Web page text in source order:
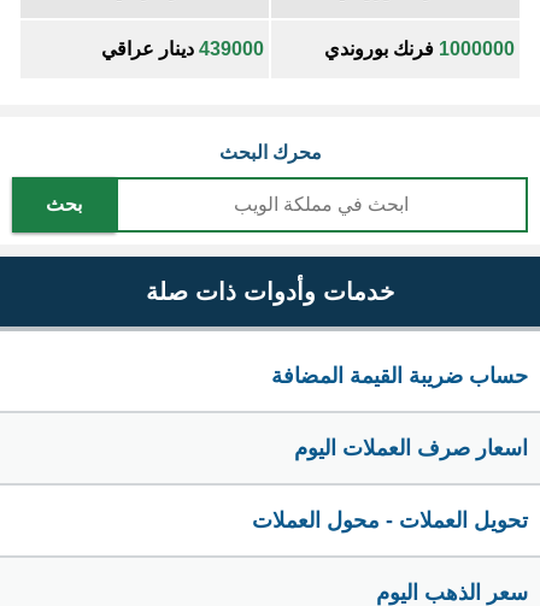
1000000 فرنك بوروندي 439000 دينار عراقي
محرك البحث
بحث
خدمات وأدوات ذات صلة
حساب ضريبة القيمة المضافة
اسعار صرف العملات اليوم
تحويل العملات - محول العملات
سعر الذهب اليوم